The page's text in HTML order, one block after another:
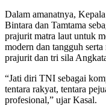
Dalam amanatnya,
Bintara dan Tamtama
prajurit matra laut untuk
modern dan tangguh
prajurit dan tri sila
“Jati diri TNI sebagai
tentara rakyat, tentara
profesional,” ujar Kasal.